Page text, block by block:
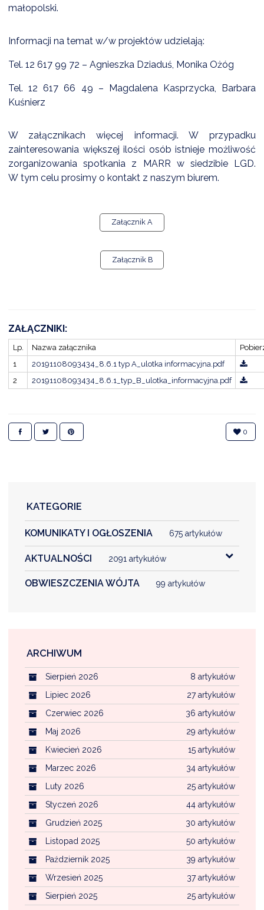
CZYSTE POWIETRZE
EWIDENCJA EMISYJNOŚCI BUDYNKÓW (CEEB)
małopolski.
Informacji na temat w/w projektów udzielają:
Tel. 12 617 99 72 – Agnieszka Dziaduś, Monika Ożóg
Tel. 12 617 66 49 – Magdalena Kasprzycka, Barbara
Kuśnierz
W załącznikach więcej informacji. W przypadku
zainteresowania większej ilości osób istnieje możliwość
zorganizowania spotkania z MARR w siedzibie LGD.
W tym celu prosimy o kontakt z naszym biurem.
Załącznik A
Załącznik B
ZAŁĄCZNIKI:
Lp. Nazwa załącznika
1
20191108093434_8.6.1 typ A_ulotka informacyjna.pdf
2
20191108093434_8.6.1_typ_B_ulotka_informacyjna.pdf
0
KATEGORIE
KOMUNIKATY I OGŁOSZENIA 675 artykułów
AKTUALNOŚCI 2091 artykułów
OBWIESZCZENIA WÓJTA 99 artykułów
ARCHIWUM
8 artykułów
Sierpień 2026
27 artykułów
Lipiec 2026
36 artykułów
Czerwiec 2026
29 artykułów
Maj 2026
15 artykułów
Kwiecień 2026
34 artykułów
Marzec 2026
25 artykułów
Luty 2026
44 artykułów
Styczeń 2026
30 artykułów
Grudzień 2025
50 artykułów
Listopad 2025
39 artykułów
Październik 2025
37 artykułów
Wrzesień 2025
25 artykułów
Sierpień 2025